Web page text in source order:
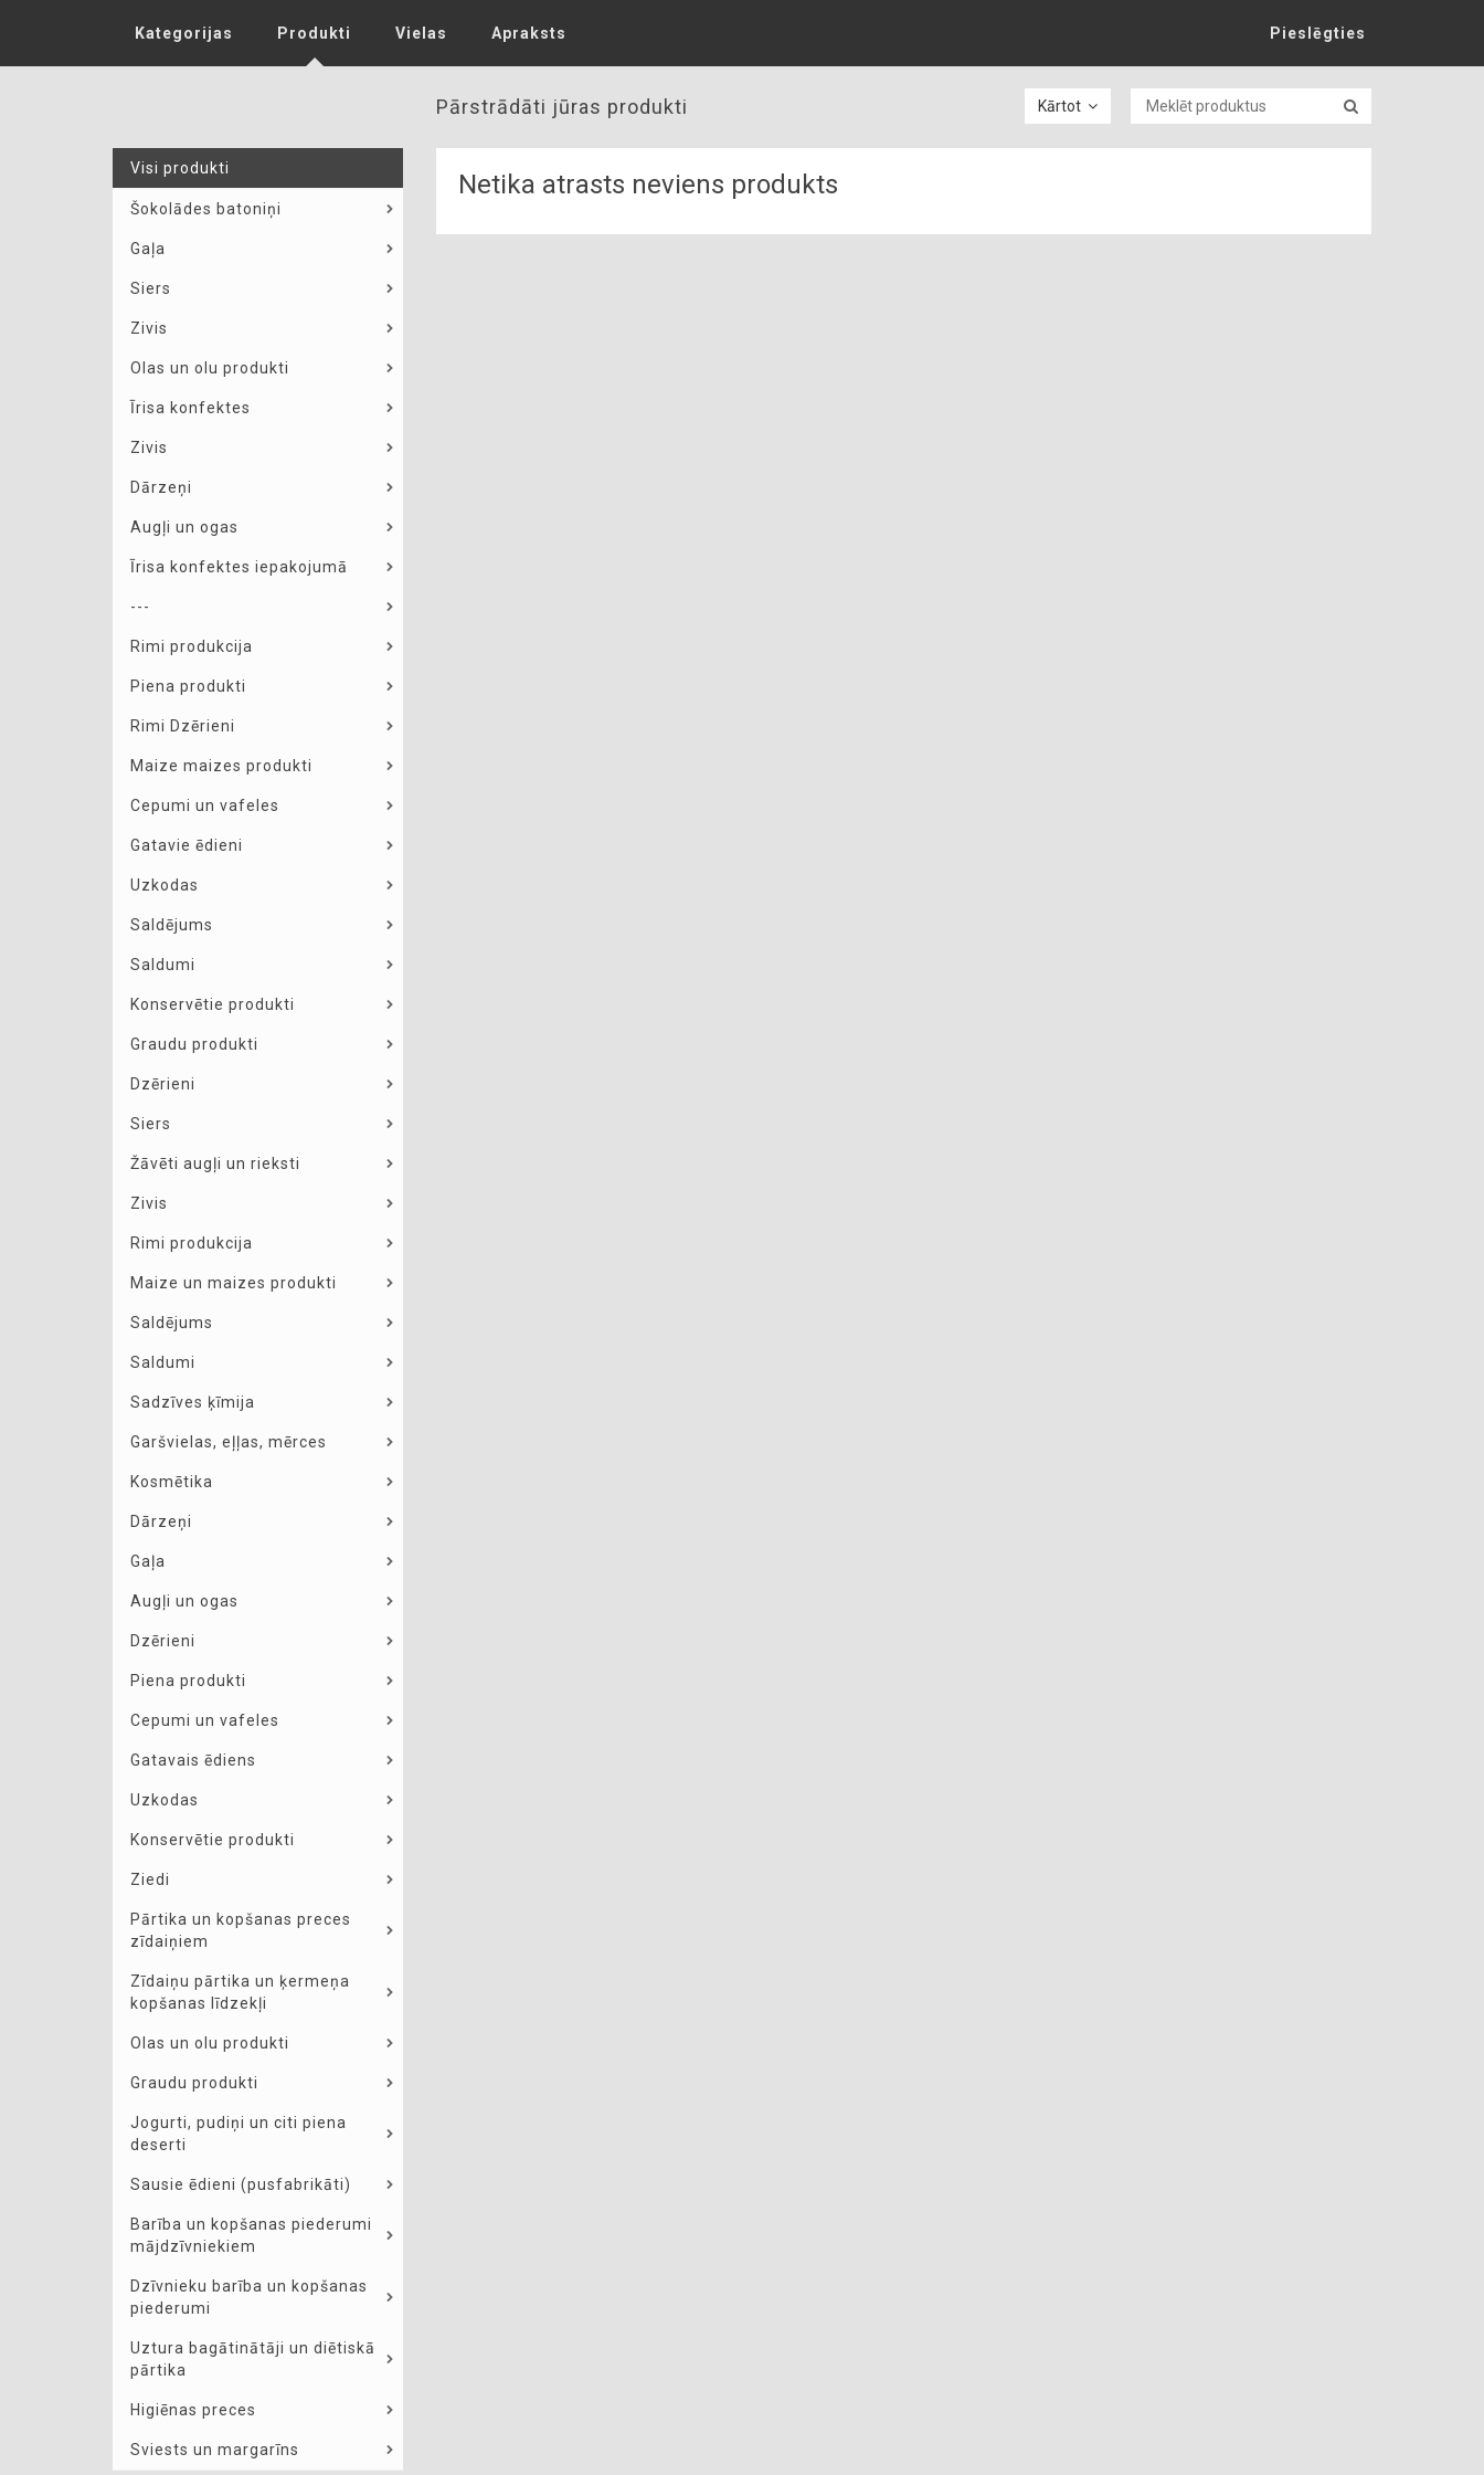
Kategorijas Produkti Vielas Apraksts Pieslēgties
Pārstrādāti jūras produkti Kārtot
Visi produkti
Šokolādes batoniņi
Gaļa
Siers
Zivis
Olas un olu produkti
Īrisa konfektes
Zivis
Dārzeņi
Augļi un ogas
Īrisa konfektes iepakojumā
---
Rimi produkcija
Piena produkti
Rimi Dzērieni
Maize maizes produkti
Cepumi un vafeles
Gatavie ēdieni
Uzkodas
Saldējums
Saldumi
Konservētie produkti
Graudu produkti
Dzērieni
Siers
Žāvēti augļi un rieksti
Zivis
Rimi produkcija
Maize un maizes produkti
Saldējums
Saldumi
Sadzīves ķīmija
Garšvielas, eļļas, mērces
Kosmētika
Dārzeņi
Gaļa
Augļi un ogas
Dzērieni
Piena produkti
Cepumi un vafeles
Gatavais ēdiens
Uzkodas
Konservētie produkti
Ziedi
Pārtika un kopšanas preces
zīdaiņiem
Zīdaiņu pārtika un ķermeņa
kopšanas līdzekļi
Olas un olu produkti
Graudu produkti
Jogurti, pudiņi un citi piena
deserti
Sausie ēdieni (pusfabrikāti)
Barība un kopšanas piederumi
mājdzīvniekiem
Dzīvnieku barība un kopšanas
piederumi
Uztura bagātinātāji un diētiskā
pārtika
Higiēnas preces
Sviests un margarīns
Netika atrasts neviens produkts